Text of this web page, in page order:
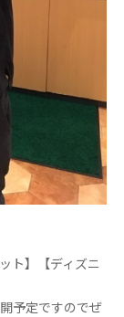
ト】【ディズニ
予定ですのでぜ